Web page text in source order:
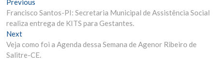
N
a
v
e
Previous
r
e
i
o
Francisco Santos-PI: Secretaria Municipal de Assistência Social
realiza entrega de KITS para Gestantes.
Next
e
x
Veja como foi a Agenda dessa Semana de Agenor Ribeiro de
Salitre-CE.